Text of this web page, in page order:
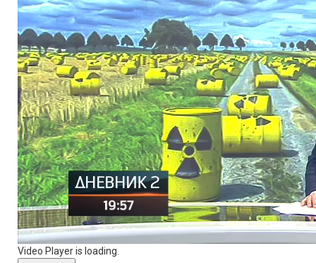
Video Player is loading.